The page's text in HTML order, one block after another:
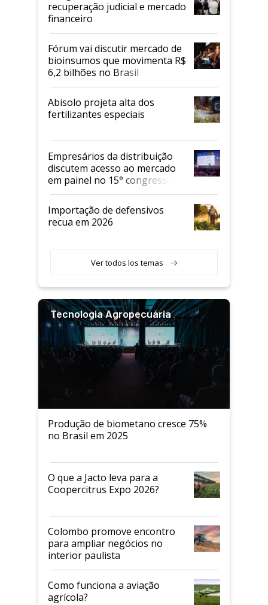
recuperação judicial e mercado
financeiro
Fórum vai discutir mercado de
bioinsumos que movimenta R$
6,2 bilhões no Brasil
Abisolo projeta alta dos
fertilizantes especiais
Empresários da distribuição
discutem acesso ao mercado
em painel no 15° congresso
Andav
Importação de defensivos
recua em 2026
Ver todos los temas
Tecnologia Agropecuária
Produção de biometano cresce 75%
no Brasil em 2025
O que a Jacto leva para a
Coopercitrus Expo 2026?
Colombo promove encontro
para ampliar negócios no
interior paulista
Como funciona a aviação
agrícola?